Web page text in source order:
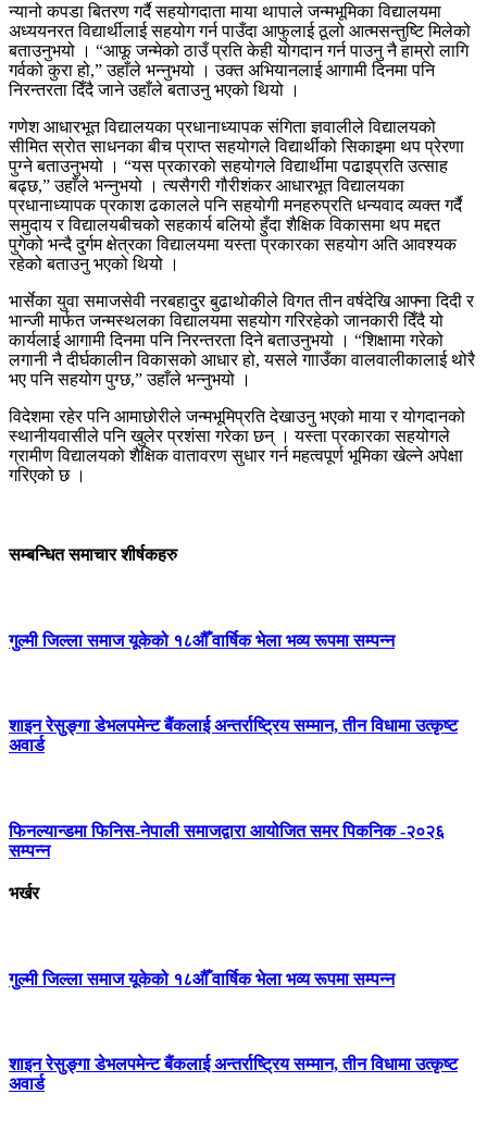
न्यानो कपडा बितरण गर्दै सहयोगदाता माया थापाले जन्मभूमिका विद्यालयमा
अध्ययनरत विद्यार्थीलाई सहयोग गर्न पाउँदा आफुलाई ठूलो आत्मसन्तुष्टि मिलेको
बताउनुभयो । “आफू जन्मेको ठाउँ प्रति केही योगदान गर्न पाउनु नै हाम्रो लागि
गर्वको कुरा हो,” उहाँले भन्नुभयो । उक्त अभियानलाई आगामी दिनमा पनि
निरन्तरता दिँदै जाने उहाँले बताउनु भएको थियो ।
गणेश आधारभूत विद्यालयका प्रधानाध्यापक संगिता ज्ञवालीले विद्यालयको
सीमित स्रोत साधनका बीच प्राप्त सहयोगले विद्यार्थीको सिकाइमा थप प्रेरणा
पुग्ने बताउनुभयो । “यस प्रकारको सहयोगले विद्यार्थीमा पढाइप्रति उत्साह
बढ्छ,” उहाँले भन्नुभयो । त्यसैगरी गौरीशंकर आधारभूत विद्यालयका
प्रधानाध्यापक प्रकाश ढकालले पनि सहयोगी मनहरुप्रति धन्यवाद व्यक्त गर्दै
समुदाय र विद्यालयबीचको सहकार्य बलियो हुँदा शैक्षिक विकासमा थप मद्दत
पुगेको भन्दै दुर्गम क्षेत्रका विद्यालयमा यस्ता प्रकारका सहयोग अति आवश्यक
रहेको बताउनु भएको थियो ।
भार्सेका युवा समाजसेवी नरबहादुर बुढाथोकीले विगत तीन वर्षदेखि आफ्ना दिदी र
भान्जी मार्फत जन्मस्थलका विद्यालयमा सहयोग गरिरहेको जानकारी दिँदै यो
कार्यलाई आगामी दिनमा पनि निरन्तरता दिने बताउनुभयो । “शिक्षामा गरेको
लगानी नै दीर्घकालीन विकासको आधार हो, यसले गााउँका वालवालीकालाई थोरै
भए पनि सहयोग पुग्छ,” उहाँले भन्नुभयो ।
विदेशमा रहेर पनि आमाछोरीले जन्मभूमिप्रति देखाउनु भएको माया र योगदानको
स्थानीयवासीले पनि खुलेर प्रशंसा गरेका छन् । यस्ता प्रकारका सहयोगले
ग्रामीण विद्यालयको शैक्षिक वातावरण सुधार गर्न महत्वपूर्ण भूमिका खेल्ने अपेक्षा
गरिएको छ ।
सम्बन्धित समाचार शीर्षकहरु
गुल्मी जिल्ला समाज यूकेको १८औँ वार्षिक भेला भव्य रूपमा सम्पन्न
शाइन रेसुङ्गा डेभलपमेन्ट बैंकलाई अन्तर्राष्ट्रिय सम्मान, तीन विधामा उत्कृष्ट
अवार्ड
फिनल्यान्डमा फिनिस-नेपाली समाजद्वारा आयोजित समर पिकनिक -२०२६
सम्पन्न
भर्खर
गुल्मी जिल्ला समाज यूकेको १८औँ वार्षिक भेला भव्य रूपमा सम्पन्न
शाइन रेसुङ्गा डेभलपमेन्ट बैंकलाई अन्तर्राष्ट्रिय सम्मान, तीन विधामा उत्कृष्ट
अवार्ड